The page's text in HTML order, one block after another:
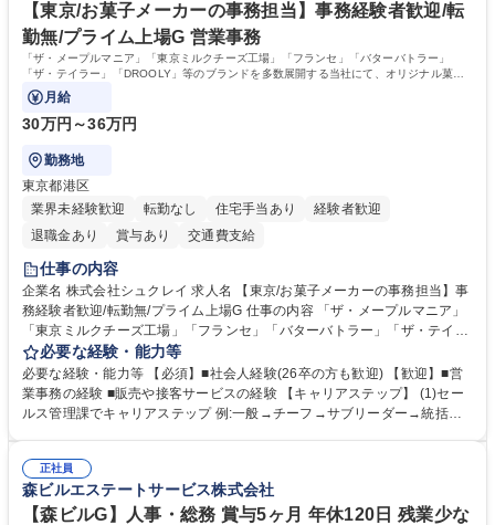
ール管理が出来る方。※将来的に他部署（営業部門、コーポレート部門）
へのジョブローテーションの可能性があります。 学歴・資格 学歴：大学
院 大学 語学力： 資格：宅地建物取引士
【東京/お菓子メーカーの事務担当】事務経験者歓迎/転
勤無/プライム上場G 営業事務
「ザ・メープルマニア」「東京ミルクチーズ工場」「フランセ」「バターバトラー」
「ザ・テイラー」「DROOLY」等のブランドを多数展開する当社にて、オリジナル菓子
ブランド商品の事務業務をお任せいたします。
月給
30万円～36万円
勤務地
東京都港区
業界未経験歓迎
転勤なし 住宅手当あり
経験者歓迎
退職金あり
賞与あり 交通費支給
仕事の内容
企業名 株式会社シュクレイ 求人名 【東京/お菓子メーカーの事務担当】事
務経験者歓迎/転勤無/プライム上場G 仕事の内容 「ザ・メープルマニア」
「東京ミルクチーズ工場」「フランセ」「バターバトラー」「ザ・テイラ
ー」「DROOLY」等のブランドを多数展開する当社にて、オリジナル菓子
ブランド商品の事務業務をお任せいたします。 【具体的な業務内容】 ■店
舗からの発注受付/PC入力業務 ■受電対応(社内/社外) ■商品のマスター登
録 ■日々の売上抽出・報告 ■提携企業への書類送付業務 ■契約書管理業務
必要な経験・能力等
必要な経験・能力等 【必須】■社会人経験(26卒の方も歓迎) 【歓迎】■営
業事務の経験 ■販売や接客サービスの経験 【キャリアステップ】 (1)セー
ルス管理課でキャリアステップ 例:一般→チーフ→サブリーダー→統括リ
や個別面談を通してご自身のキャリアと向き合っていただき、会社として
もバックアップしていきます。 学歴・資格 学歴：大学院 大学 高専 短大
専修学校 高校 語学力： 資格：
正社員
森ビルエステートサービス株式会社
【森ビルG】人事・総務 賞与5ヶ月 年休120日 残業少な